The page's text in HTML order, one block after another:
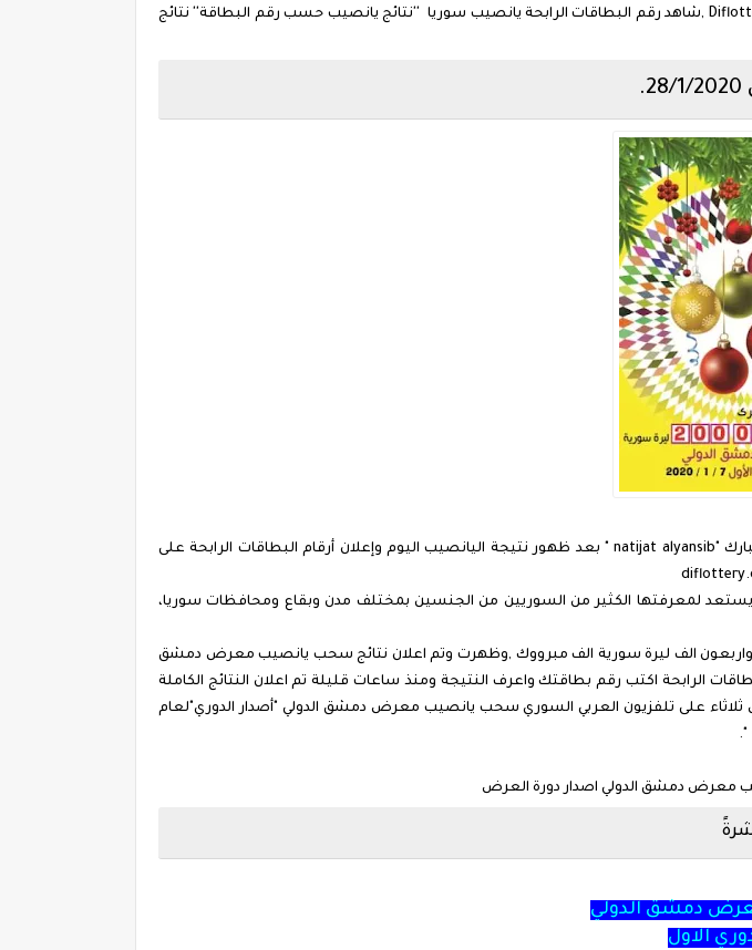
بعد ساعة من الان انتظروا نتائج يانصيب معرض دمشق السوري 28/1/2020 عبر موقع Diflottery ,شاهد رقم البطاقات الرابحة يانصيب سوريا ''نتائج يانصيب حسب رقم البطاقة'' نتائج
مبارك و تهانينا للفائزين نتائج يانصيب معرض دمشق الدولي {على الهواء} من كل قلب مبارك "natijat alyansib " بعد ظهور نتيجة اليانصيب اليوم وإعلان أرقام البطاقات الرابحة على
لمعرفتها الكثير من السوريين من الجنسين بمختلف مدن وبقاع ومحافظات سوريا،
نتيجة اليانصيب رقم (47) الاربع واربعون الف ليرة سورية الف مبرووك ,وظهرت وتم اعلان نتائج سحب يانصيب معرض دمشق
البطاقات الرابحة اكتب رقم بطاقتك واعرف النتيجة ومنذ ساعات قليلة تم اعلان النتائج الكاملة
على تلفزيون العربي السوري سحب يانصيب معرض دمشق الدولي "أصدار الدوري"لعام
معرض دمشق الدولي اصدار دورة العرض
دمشق الدولي
الاول